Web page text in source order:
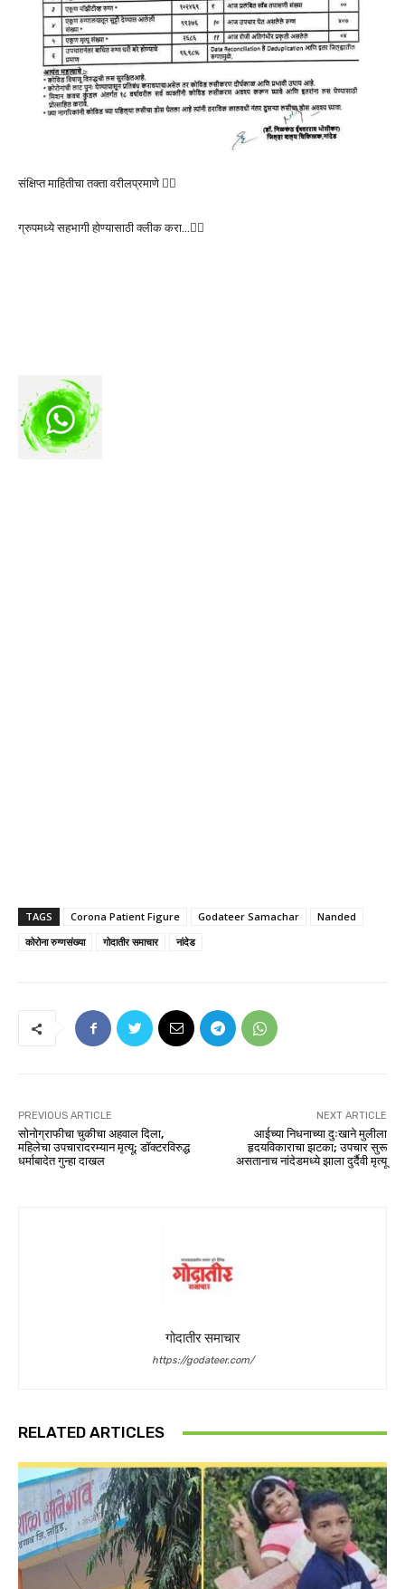
संक्षिप्त माहितीचा तक्ता वरीलप्रमाणे 👆🏻
ग्रुपमध्ये सहभागी होण्यासाठी क्लीक करा…👆🏻
TAGS Corona Patient Figure Godateer Samachar
Nanded
कोरोना रुग्णसंख्या
गोदातीर समाचार नांदेड
PREVIOUS ARTICLE
सोनोग्राफीचा चुकीचा अहवाल दिला,
महिलेचा उपचारादरम्यान मृत्यू; डॉक्टरविरुद्ध
धर्माबादेत गुन्हा दाखल
NEXT ARTICLE
आईच्या निधनाच्या दुःखाने मुलीला
हृदयविकाराचा झटका; उपचार सुरू
असतानाच नांदेडमध्ये झाला दुर्दैवी मृत्यू
गोदातीर समाचार
https://godateer.com/
RELATED ARTICLES